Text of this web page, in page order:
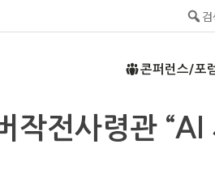
검
콘퍼런스/포
전사령관 “AI